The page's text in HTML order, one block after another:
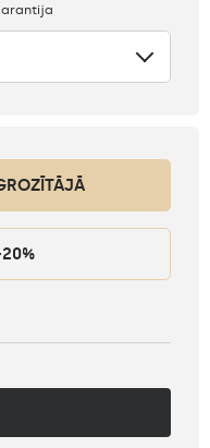
pašreizējo akciju -20%